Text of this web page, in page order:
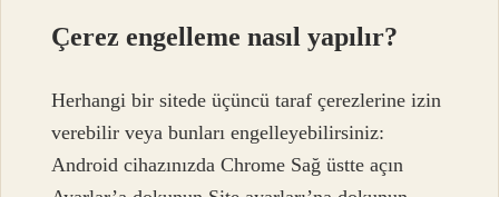
Çerez engelleme nasıl yapılır?
Herhangi bir sitede üçüncü taraf çerezlerine izin
verebilir veya bunları engelleyebilirsiniz:
Android cihazınızda Chrome Sağ üstte açın